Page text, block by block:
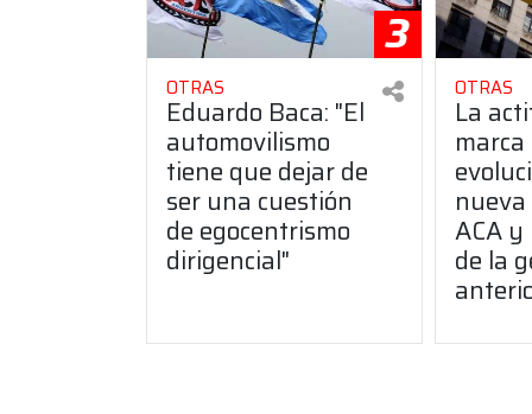
3
OTRAS
Eduardo Baca: "El
automovilismo
tiene que dejar de
ser una cuestión
de egocentrismo
dirigencial"
OTRAS
La
nueva
ACA
de la